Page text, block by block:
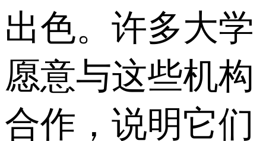
出色。许多大学
愿意与这些机构
合作，说明它们